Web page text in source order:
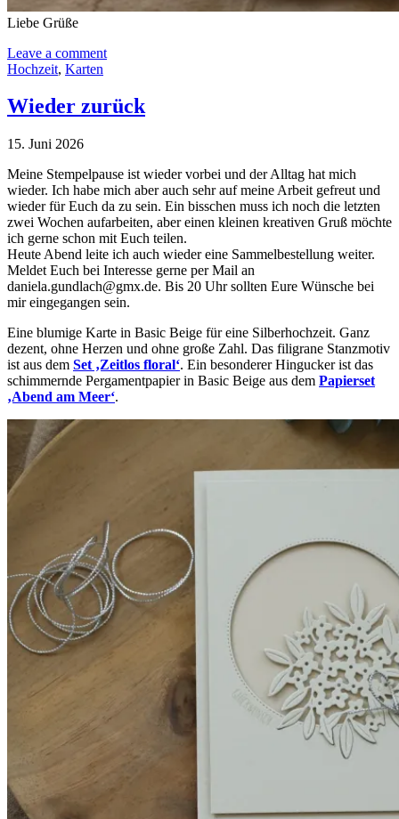
Liebe Grüße
Leave a comment
Hochzeit, Karten
Wieder zurück
15. Juni 2026
Meine Stempelpause ist wieder vorbei und der Alltag hat mich
wieder. Ich habe mich aber auch sehr auf meine Arbeit gefreut und
wieder für Euch da zu sein. Ein bisschen muss ich noch die letzten
zwei Wochen aufarbeiten, aber einen kleinen kreativen Gruß möchte
ich gerne schon mit Euch teilen.
Heute Abend leite ich auch wieder eine Sammelbestellung weiter.
Meldet Euch bei Interesse gerne per Mail an
daniela.gundlach@gmx.de. Bis 20 Uhr sollten Eure Wünsche bei
mir eingegangen sein.
Eine blumige Karte in Basic Beige für eine Silberhochzeit. Ganz
dezent, ohne Herzen und ohne große Zahl. Das filigrane Stanzmotiv
ist aus dem Set ‚Zeitlos floral‘. Ein besonderer Hingucker ist das
schimmernde Pergamentpapier in Basic Beige aus dem Papierset
‚Abend am Meer‘.